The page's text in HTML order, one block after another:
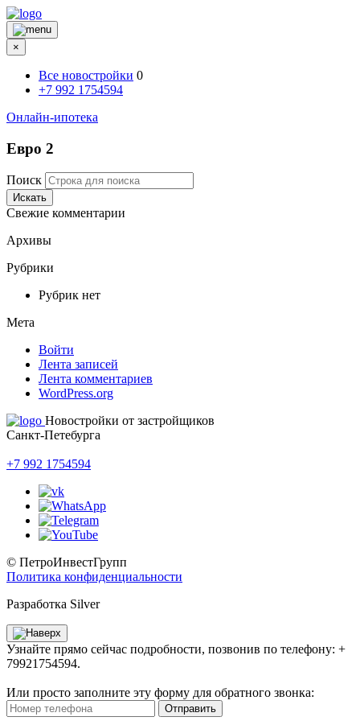
×
Все новостройки 0
+7 992 1754594
Онлайн-ипотека
Евро 2
Поиск
Искать
Свежие комментарии
Архивы
Рубрики
Рубрик нет
Мета
Войти
Лента записей
Лента комментариев
WordPress.org
Новостройки от застройщиков
Санкт-Петебурга
+7 992 1754594
© ПетроИнвестГрупп
Политика конфиденциальности
Разработка Silver
Узнайте прямо сейчас подробности, позвонив по телефону: +
79921754594.
Или просто заполните эту форму для обратного звонка:
Отправить